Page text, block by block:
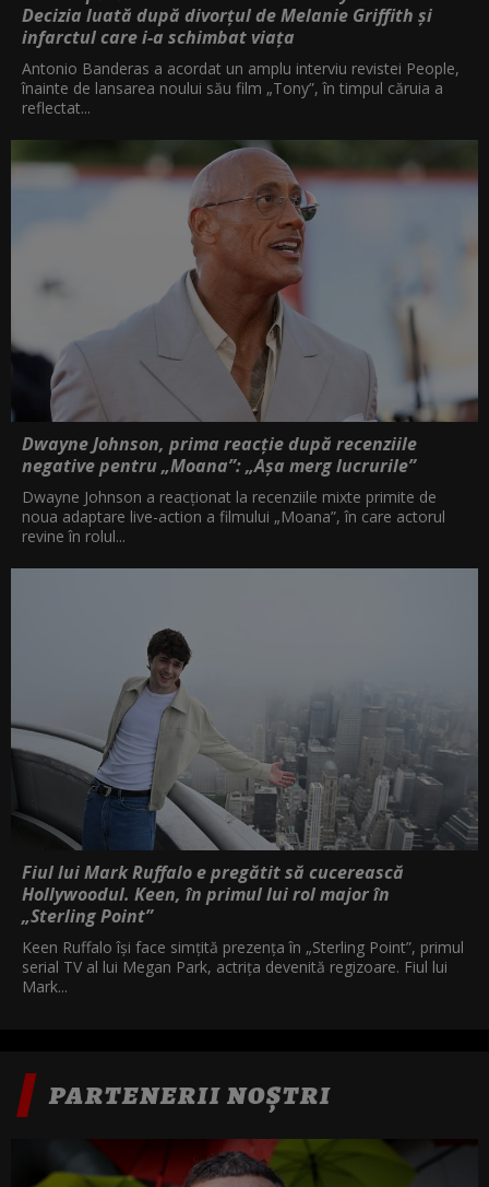
Decizia luată după divorțul de Melanie Griffith și
infarctul care i-a schimbat viața
Antonio Banderas a acordat un amplu interviu revistei People,
înainte de lansarea noului său film „Tony”, în timpul căruia a
reflectat...
Dwayne Johnson, prima reacție după recenziile
negative pentru „Moana”: „Așa merg lucrurile”
Dwayne Johnson a reacționat la recenziile mixte primite de
noua adaptare live-action a filmului „Moana”, în care actorul
revine în rolul...
Fiul lui Mark Ruffalo e pregătit să cucerească
Hollywoodul. Keen, în primul lui rol major în
„Sterling Point”
Keen Ruffalo își face simțită prezența în „Sterling Point”, primul
serial TV al lui Megan Park, actrița devenită regizoare. Fiul lui
Mark...
PARTENERII NOȘTRI